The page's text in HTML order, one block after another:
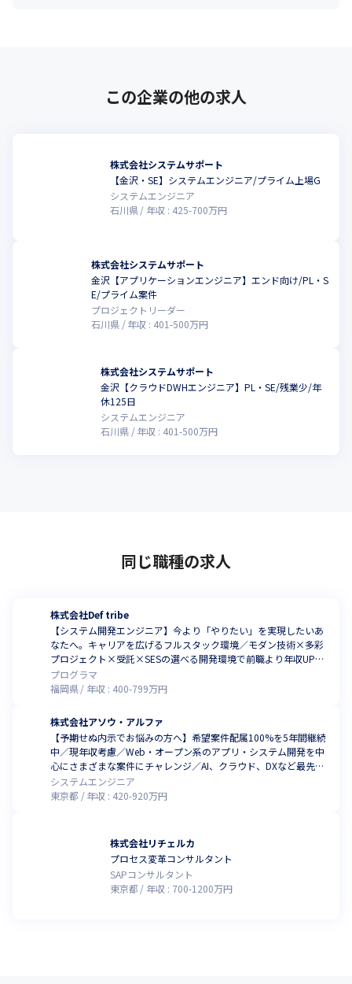
この企業の他の求人
株式会社システムサポート
【金沢・SE】システムエンジニア/プライム上場G
システムエンジニア
石川県
年収 : 425-700万円
株式会社システムサポート
金沢【アプリケーションエンジニア】エンド向け/PL・S
E/プライム案件
プロジェクトリーダー
石川県
年収 : 401-500万円
株式会社システムサポート
金沢【クラウドDWHエンジニア】PL・SE/残業少/年
休125日
システムエンジニア
石川県
年収 : 401-500万円
同じ職種の求人
株式会社Def tribe
【システム開発エンジニア】今より「やりたい」を実現したいあ
なたへ。キャリアを広げるフルスタック環境／モダン技術×多彩
プロジェクト×受託×SESの選べる開発環境で前職より年収UP率
ほぼ100％！
プログラマ
福岡県
年収 : 400-799万円
株式会社アソウ・アルファ
【予期せぬ内示でお悩みの方へ】希望案件配属100%を5年間継続
中／現年収考慮／Web・オープン系のアプリ・システム開発を中
心にさまざまな案件にチャレンジ／AI、クラウド、DXなど最先端
案件多数
システムエンジニア
東京都
年収 : 420-920万円
株式会社リチェルカ
プロセス変革コンサルタント
SAPコンサルタント
東京都
年収 : 700-1200万円